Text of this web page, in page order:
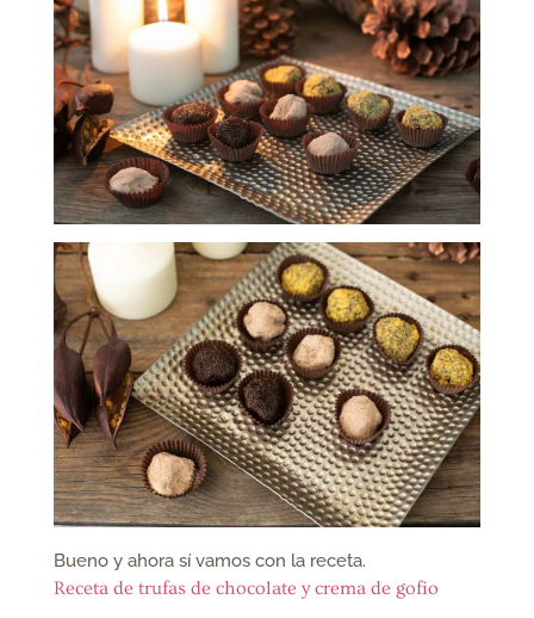
Bueno y ahora sí vamos con la receta.
Receta de trufas de chocolate y crema de gofio